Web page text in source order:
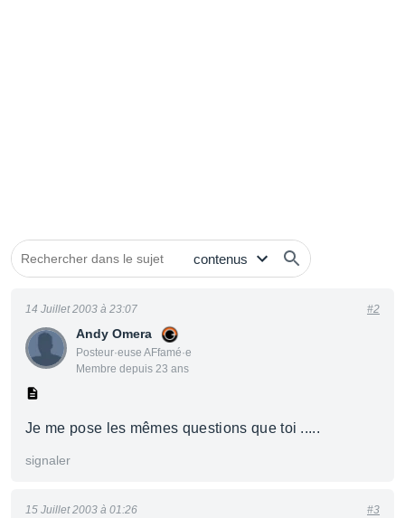
Andy Omera
Posteur·euse AFfamé·e
Membre depuis 23 ans
14 Juillet 2003 à 23:07 #2
Je me pose les mêmes questions que toi .....
signaler
15 Juillet 2003 à 01:26 #3